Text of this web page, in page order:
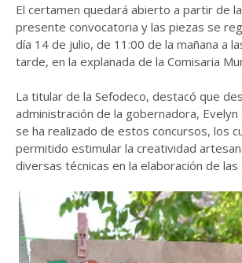
El certamen quedará abierto a partir de
presente convocatoria y las piezas se
día 14 de julio, de 11:00 de la mañana a
tarde, en la explanada de la Comisaria
La titular de la Sefodeco, destacó que
administración de la gobernadora, Evelyn
se ha realizado de estos concursos, los
permitido estimular la creatividad
diversas técnicas en la elaboración de las